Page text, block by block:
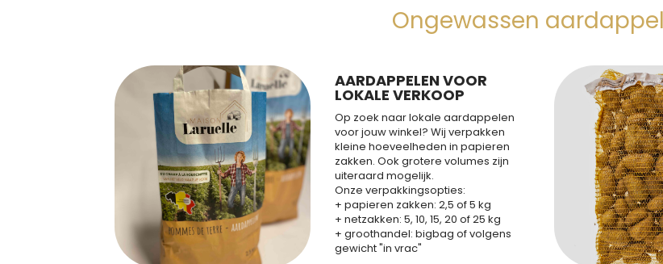
Ongewassen
AARDAPPELEN VOOR
LOKALE VERKOOP
Op zoek naar lokale aardappelen
voor jouw winkel? Wij verpakken
kleine hoeveelheden in papieren
zakken. Ook grotere volumes zijn
uiteraard mogelijk.
Onze verpakkingsopties:
+ papieren zakken: 2,5 of 5 kg
+ netzakken: 5, 10, 15, 20 of 25 kg
+ groothandel: bigbag of volgens
gewicht "in vrac"